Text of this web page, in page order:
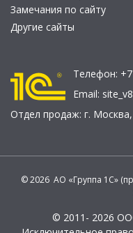
Замечания по сайту
Другие сайты
Телефон:
Email:
Отдел продаж: г. Москва,
© 2026 АО «Группа 1С»
© 2011- 2026